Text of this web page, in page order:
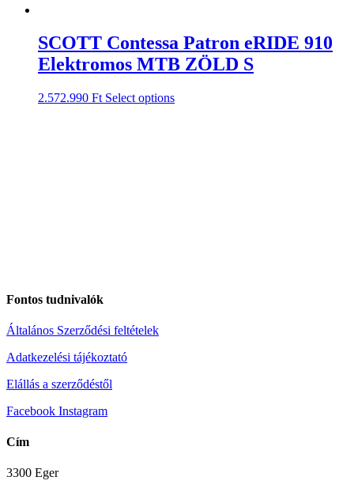
SCOTT Contessa Patron eRIDE 910
Elektromos MTB ZÖLD S
2.572.990 Ft Select options
Fontos tudnivalók
Általános Szerződési feltételek
Adatkezelési tájékoztató
Elállás a szerződéstől
Facebook Instagram
Cím
3300 Eger